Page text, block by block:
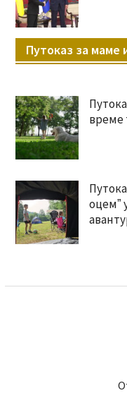
Путоказ за маме
време
оцемˮ